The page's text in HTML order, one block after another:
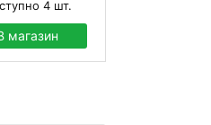
4шт.
магазин